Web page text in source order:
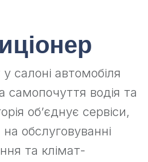
салоні автомобіля
самопочуття водія та
об’єднує сервіси,
обслуговуванні
та клімат-